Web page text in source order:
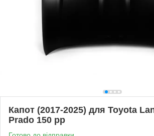
Капот (2017-2025) для Toyota
Prado 150 рр